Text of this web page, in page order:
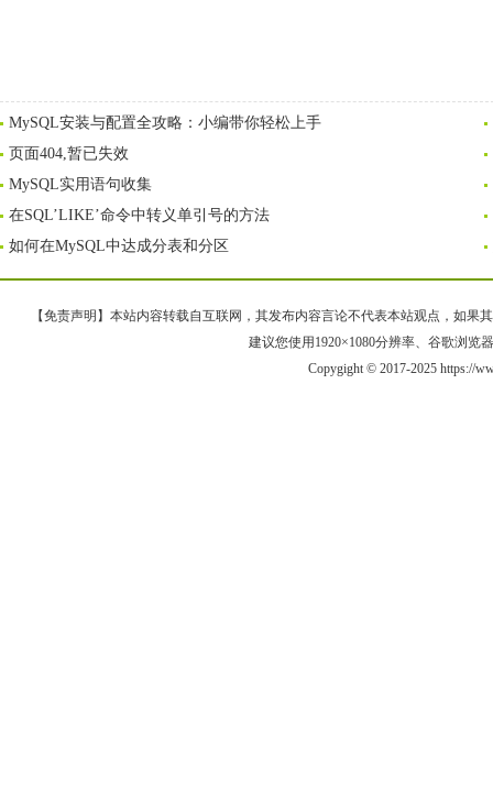
MySQL安装与配置全攻略：小编带你轻松上手
页面404,暂已失效
MySQL实用语句收集
在SQL’LIKE’命令中转义单引号的方法
如何在MySQL中达成分表和分区
【免责声明】本站内容转载自互联网，其发布内容言论不代表本站观点，如果
建议您使用1920×1080分辨率、谷歌浏览
Copygight © 2017-2025 https://